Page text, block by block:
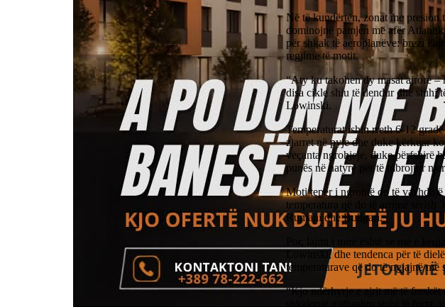
Në të kundërtën, zonat me presion
dominojnë pamjen më afër
për shkak të aeroplanëve: brezi i
regjime të motit.
“Aty ku takohen dy masat ajrore –
disa cikle shiu të dendur dhe stuhi
Lowinski.
Temperaturat ishin rreth 6-12
zjarret në pyje dhe duke kërkuar
veçanta ngrohjeje, duke përfshirë
punës në natyrë për të mbrojtur
Moti tepër i ngrohtë do të vazhdojë
temperatura që do të arrijnë sërish
Rumani dhe Bullgari.
Por, lajmi i mirë është se më e
Lowinski, dhe tendenca për të
temperaturave që do të ngjajnë
“Kjo ndërhyrje e ajrit më të freskët